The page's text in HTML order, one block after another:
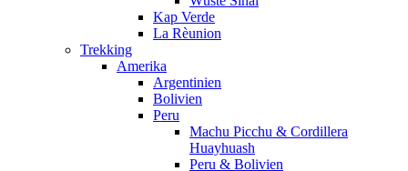
Kap Verde
La Rèunion
Trekking
Amerika
Argentinien
Bolivien
Peru
Machu Picchu & Cordillera
Huayhuash
Peru & Bolivien